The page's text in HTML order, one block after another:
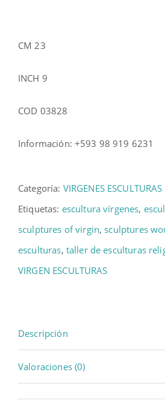
CM 23
INCH 9
COD 03828
Información: +593 98 919 6231
Categoría: VIRGENES ESCULTURAS
Etiquetas: escultura vírgenes,
sculptures of virgin,sculptures
esculturas, taller de esculturas
VIRGEN ESCULTURAS
Descripción
Valoraciones (0)